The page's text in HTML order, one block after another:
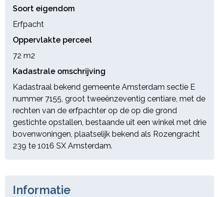
Soort eigendom
Erfpacht
Oppervlakte perceel
72 m2
Kadastrale omschrijving
Kadastraal bekend gemeente Amsterdam sectie E
nummer 7155, groot tweeënzeventig centiare, met de
rechten van de erfpachter op de op die grond
gestichte opstallen, bestaande uit een winkel met drie
bovenwoningen, plaatselijk bekend als Rozengracht
239 te 1016 SX Amsterdam.
Informatie